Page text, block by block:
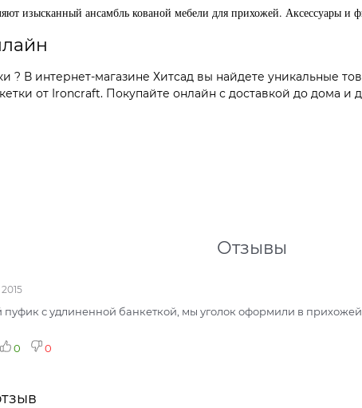
изысканный ансамбль кованой мебели для прихожей. Аксессуары и
? В интернет-магазине Хитсад вы найдете уникальные
от Ironcraft. Покупайте онлайн с доставкой до дома и
Отзывы
пуфик с удлиненной банкеткой, мы уголок оформили в прихожей.
0 0